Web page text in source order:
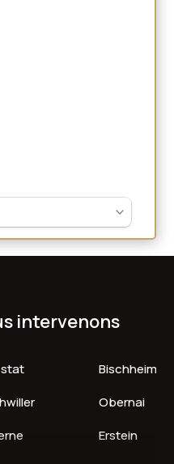
intervenons
Bischheim
Obernai
Erstein